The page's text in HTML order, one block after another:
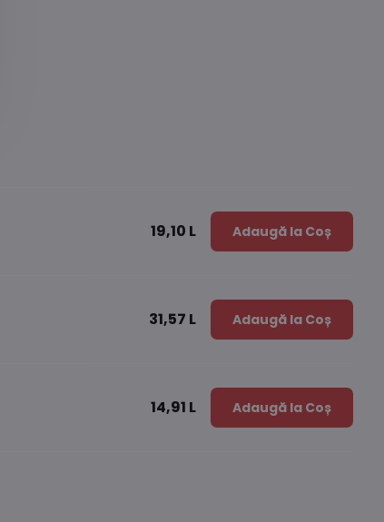
19,10 L Adaugă la Coș
31,57 L Adaugă la Coș
14,91 L Adaugă la Coș